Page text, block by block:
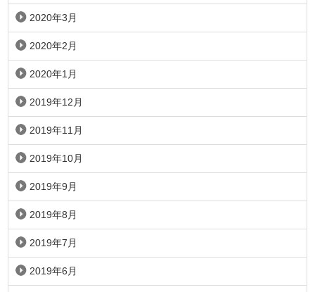
2020年3月
2020年2月
2020年1月
2019年12月
2019年11月
2019年10月
2019年9月
2019年8月
2019年7月
2019年6月